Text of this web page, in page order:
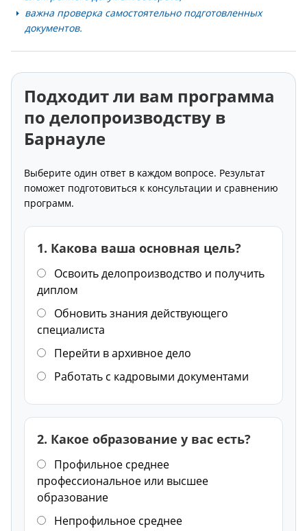
важна проверка самостоятельно подготовленных
документов.
Подходит ли вам программа
по делопроизводству в
Барнауле
Выберите один ответ в каждом вопросе. Результат
поможет подготовиться к консультации и сравнению
программ.
1. Какова ваша основная цель?
Освоить делопроизводство и получить
диплом
Обновить знания действующего
специалиста
Перейти в архивное дело
Работать с кадровыми документами
2. Какое образование у вас есть?
Профильное среднее
профессиональное или высшее
образование
Непрофильное среднее